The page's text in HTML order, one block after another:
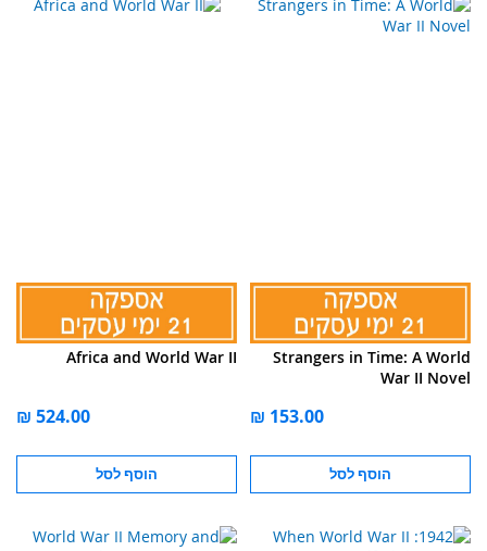
Strangers in Time: A World
War II Novel
הוסף לסל
Africa and World War II
הוסף לסל